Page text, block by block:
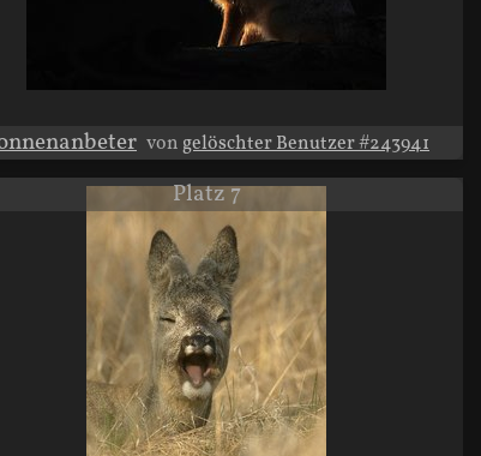
vongelöschter Benutzer #243941
Platz 7